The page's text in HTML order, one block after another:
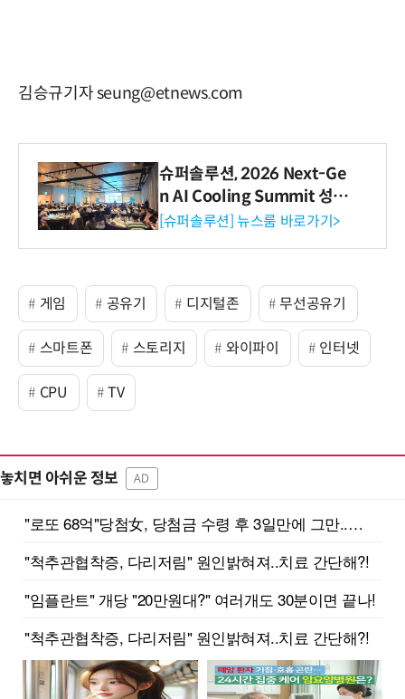
김승규기자 seung@etnews.com
슈퍼솔루션, 2026 Next-Ge
n AI Cooling Summit 성황
리 성료
[슈퍼솔루션] 뉴스룸 바로가기>
게임 공유기 디지털존 무선공유기
스마트폰 스토리지 와이파이 인터넷
CPU TV
놓치면 아쉬운 정보 AD